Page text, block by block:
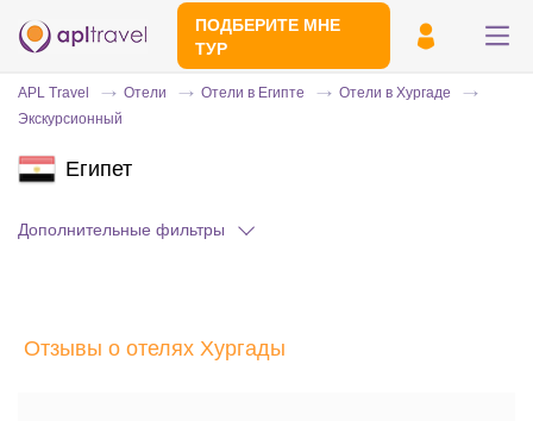
ПОДБЕРИТЕ МНЕ
ТУР
Эксперт свяжется с вами и сделает
APL Travel Отели Отели в Египте
Отели в Хургаде
Экскурсионный
Египет
Дополнительные фильтры
Отзывы о отелях Хургады